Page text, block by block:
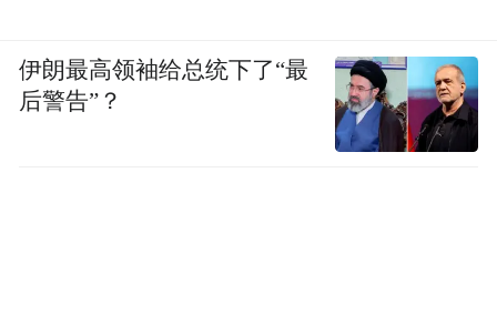
伊朗最高领袖给总统下了“最
后警告”？